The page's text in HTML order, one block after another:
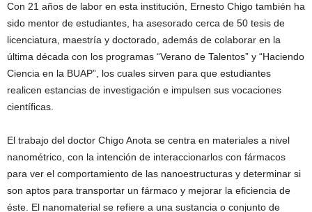
Con 21 años de labor en esta institución, Ernesto Chigo también ha
sido mentor de estudiantes, ha asesorado cerca de 50 tesis de
licenciatura, maestría y doctorado, además de colaborar en la
última década con los programas “Verano de Talentos” y “Haciendo
Ciencia en la BUAP”, los cuales sirven para que estudiantes
realicen estancias de investigación e impulsen sus vocaciones
científicas.
El trabajo del doctor Chigo Anota se centra en materiales a nivel
nanométrico, con la intención de interaccionarlos con fármacos
para ver el comportamiento de las nanoestructuras y determinar si
son aptos para transportar un fármaco y mejorar la eficiencia de
éste. El nanomaterial se refiere a una sustancia o conjunto de